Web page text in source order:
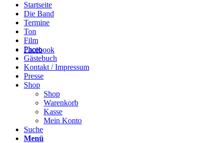
Facebook
Startseite
Die Band
Termine
Ton
Film
Photo
Gästebuch
Kontakt / Impressum
Presse
Shop
Shop
Warenkorb
Kasse
Mein Konto
Suche
Menü